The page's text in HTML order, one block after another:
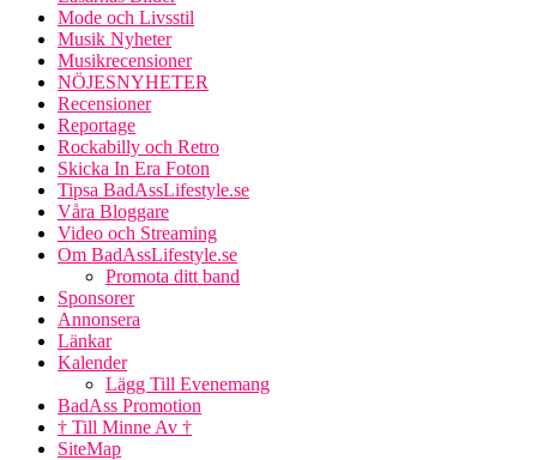
Mode och Livsstil
Musik Nyheter
Musikrecensioner
NÖJESNYHETER
Recensioner
Reportage
Rockabilly och Retro
Skicka In Era Foton
Tipsa BadAssLifestyle.se
Våra Bloggare
Video och Streaming
Om BadAssLifestyle.se
Promota ditt band
Sponsorer
Annonsera
Länkar
Kalender
Lägg Till Evenemang
BadAss Promotion
† Till Minne Av †
SiteMap